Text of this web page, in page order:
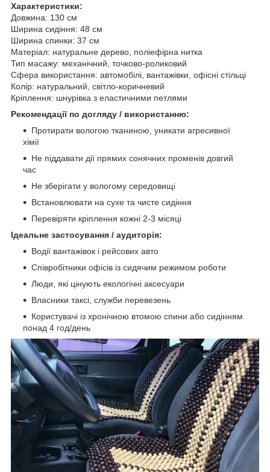
Характеристики:
Довжина: 130 см
Ширина сидіння: 48 см
Ширина спинки: 37 см
Матеріал: натуральне дерево, поліефірна нитка
Тип масажу: механічний, точково-роликовий
Сфера використання: автомобілі, вантажівки, офісні стільці
Колір: натуральний, світло-коричневий
Кріплення: шнурівка з еластичними петлями
Рекомендації по догляду / використанню:
Протирати вологою тканиною, уникати агресивної
хімії
Не піддавати дії прямих сонячних променів довгий
час
Не зберігати у вологому середовищі
Встановлювати на сухе та чисте сидіння
Перевіряти кріплення кожні 2-3 місяці
Ідеальне застосування / аудиторія:
Водії вантажівок і рейсових авто
Співробітники офісів із сидячим режимом роботи
Люди, які цінують екологічні аксесуари
Власники таксі, служби перевезень
Користувачі із хронічною втомою спини або сидінням
понад 4 год/день